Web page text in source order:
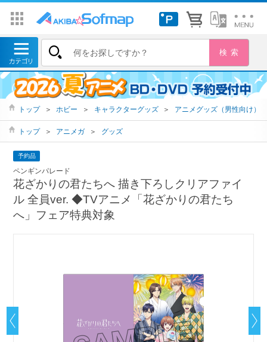
トップ ＞ ホビー ＞ キャラクターグッズ ＞ アニメグッズ（男性向け）
トップ ＞ アニメガ ＞ グッズ
予約品
ペンギンパレード
花ざかりの君たちへ 描き下ろしクリアファイ
ル 全員ver. ◆TVアニメ「花ざかりの君たち
へ」フェア特典対象